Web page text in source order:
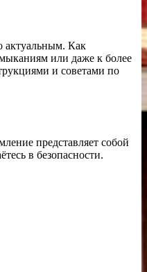
актуальным. Как
или даже к более
и советами по
представляет собой
в безопасности.